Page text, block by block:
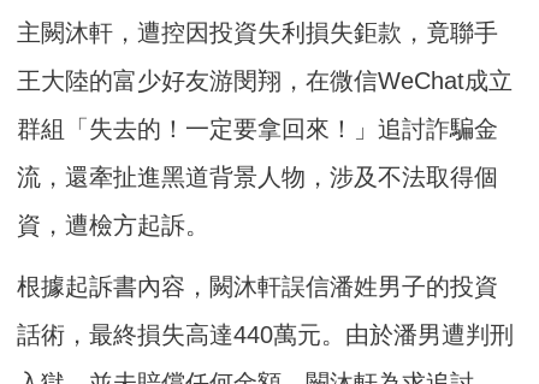
主闕沐軒，遭控因投資失利損失鉅款，竟聯手
王大陸的富少好友游閔翔，在微信WeChat成立
群組「失去的！一定要拿回來！」追討詐騙金
流，還牽扯進黑道背景人物，涉及不法取得個
資，遭檢方起訴。
根據起訴書內容，闕沐軒誤信潘姓男子的投資
話術，最終損失高達440萬元。由於潘男遭判刑